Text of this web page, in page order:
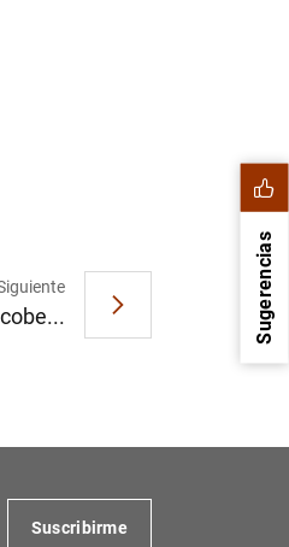
Sugerencias
Suscribirme